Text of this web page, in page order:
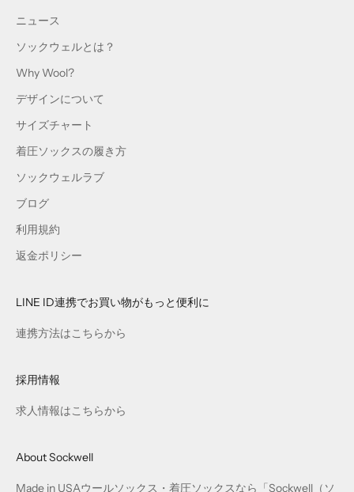
ニュース
ソックウェルとは？
Why Wool?
デザインについて
サイズチャート
着圧ソックスの履き方
ソックウェルラブ
ブログ
利用規約
返金ポリシー
LINE ID連携でお買い物がもっと便利に
連携方法はこちらから
採用情報
求人情報はこちらから
About Sockwell
Made in USAウールソックス・着圧ソックスなら「Sockwell（ソ